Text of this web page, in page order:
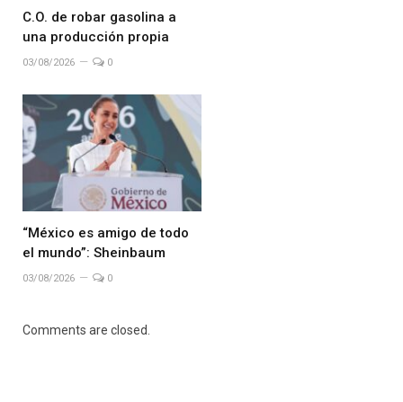
C.O. de robar gasolina a
una producción propia
03/08/2026 0
“México es amigo de todo
el mundo”: Sheinbaum
03/08/2026 0
Comments are closed.